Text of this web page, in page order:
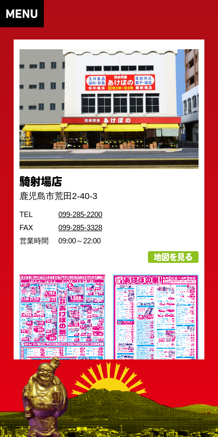
騎射場店
鹿児島市荒田2-40-3
TEL
099-285-2200
FAX
099-285-3328
営業時間
09:00～22:00
地図を見る
騎射場店チラシ 全店共通面
採用情報 会社案内 店舗情報 お知らせ